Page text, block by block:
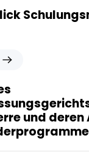
und deren